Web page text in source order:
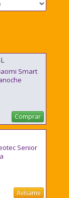
Smart
Comprar
Senior
Avísame